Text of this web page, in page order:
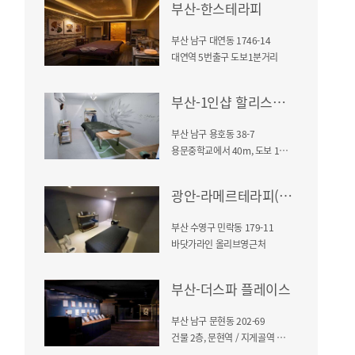
부산-한스테라피
부산 남구 대연동 1746-14
대연역 5번출구 도보1분거리
부산-1인샵 할리스샵(용호동)
부산 남구 용호동 38-7
용문중학교에서 40m, 도보 1분 거리 / 화광빌 101호
광안-라메르테라피(민락동)
부산 수영구 민락동 179-11
바닷가라인 올리브영근처
부산-더스파 플레이스
부산 남구 문현동 202-69
건물 2층, 문현역 / 지게골역 부근